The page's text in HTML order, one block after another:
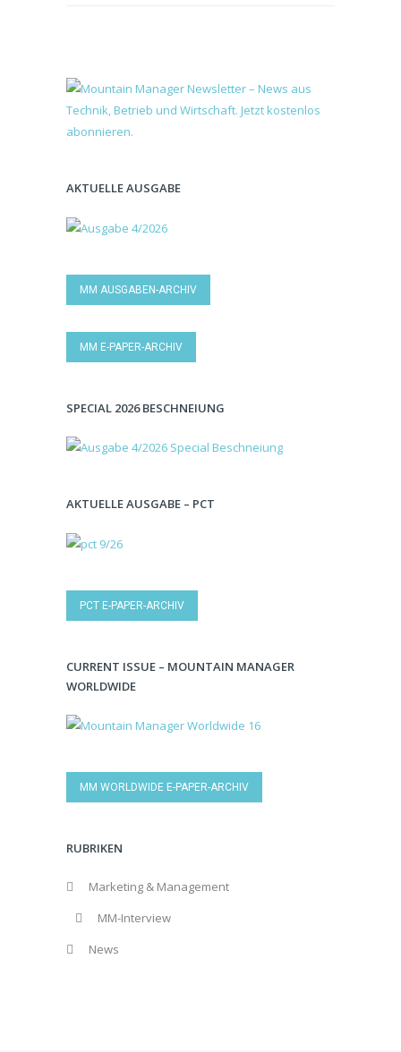
AKTUELLE AUSGABE
MM AUSGABEN-ARCHIV
MM E-PAPER-ARCHIV
SPECIAL 2026 BESCHNEIUNG
AKTUELLE AUSGABE – PCT
PCT E-PAPER-ARCHIV
CURRENT ISSUE – MOUNTAIN MANAGER
WORLDWIDE
MM WORLDWIDE E-PAPER-ARCHIV
RUBRIKEN
Marketing & Management
MM-Interview
News